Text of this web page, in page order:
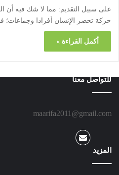
على سبيل التقديم: مما لا شك فيه أن
حركة تحضر الإنسان أفرادا وجماعات؛
أكمل القراءة »
للتواصل معنا
maarifa2011@gmail.com
المزيد